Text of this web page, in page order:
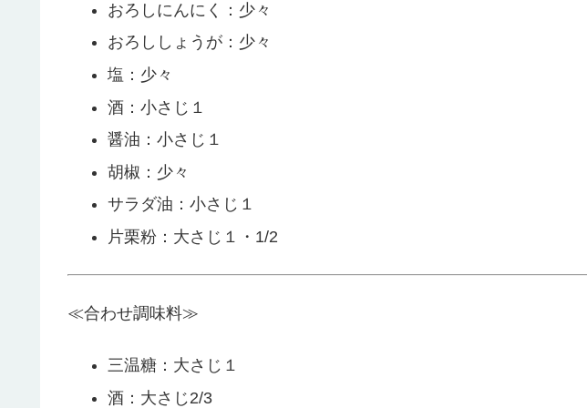
おろしにんにく：少々
おろししょうが：少々
塩：少々
酒：小さじ１
醤油：小さじ１
胡椒：少々
サラダ油：小さじ１
片栗粉：大さじ１・1/2
≪合わせ調味料≫
三温糖：大さじ１
酒：大さじ2/3